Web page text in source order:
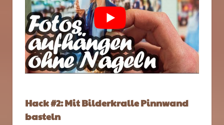
Hack #2: Mit Bilderkralle Pinnwand
basteln